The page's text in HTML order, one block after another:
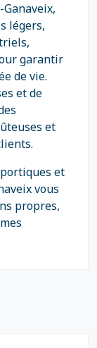
légers,
garantir
de vie.
et de
et
et
vous
propres,